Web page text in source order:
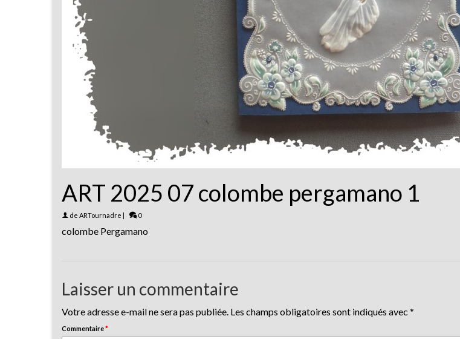
ART 2025 07 colombe pergamano 1
de ARTournadre | 0
colombe Pergamano
Laisser un commentaire
Votre adresse e-mail ne sera pas publiée. Les champs obligatoires sont indiqués avec *
Commentaire*